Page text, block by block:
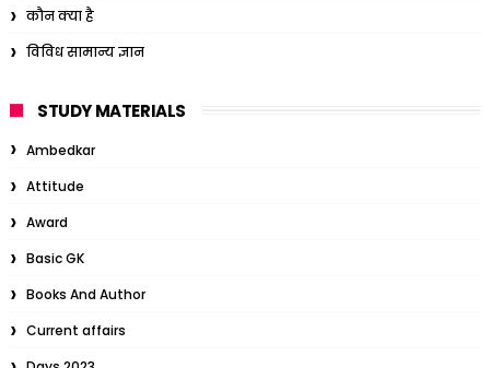
कौन क्या है
विविध सामान्य ज्ञान
STUDY MATERIALS
Ambedkar
Attitude
Award
Basic GK
Books And Author
Current affairs